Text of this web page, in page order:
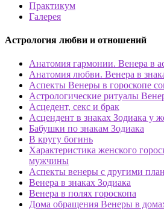
Практикум
Галерея
Астрология любви и отношений
Анатомия гармонии. Венера в
Анатомия любви. Венера в
Аспекты Венеры в гороскопе
Астрологические ритуалы
Асцедент, секс и брак
Асцендент в знаках Зодиака у
Бабушки по знакам Зодиака
В кругу богинь
Характеристика женского
мужчины
Аспекты венеры с другими
Венера в знаках Зодиака
Венера в полях гороскопа
Дома обращения Венеры в